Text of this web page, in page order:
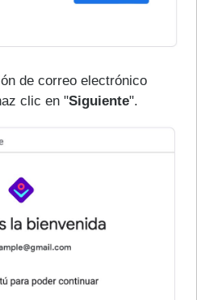
de correo electrónico
clic en "Siguiente".